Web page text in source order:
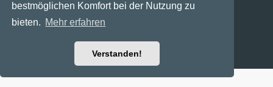
bestmöglichen Komfort bei der Nutzung zu
bieten. Mehr erfahren
Verstanden!
Aktuelle Zeit: 8. August 2026, 08:15
Powered byphpBB
Ravaio Theme byGramziu